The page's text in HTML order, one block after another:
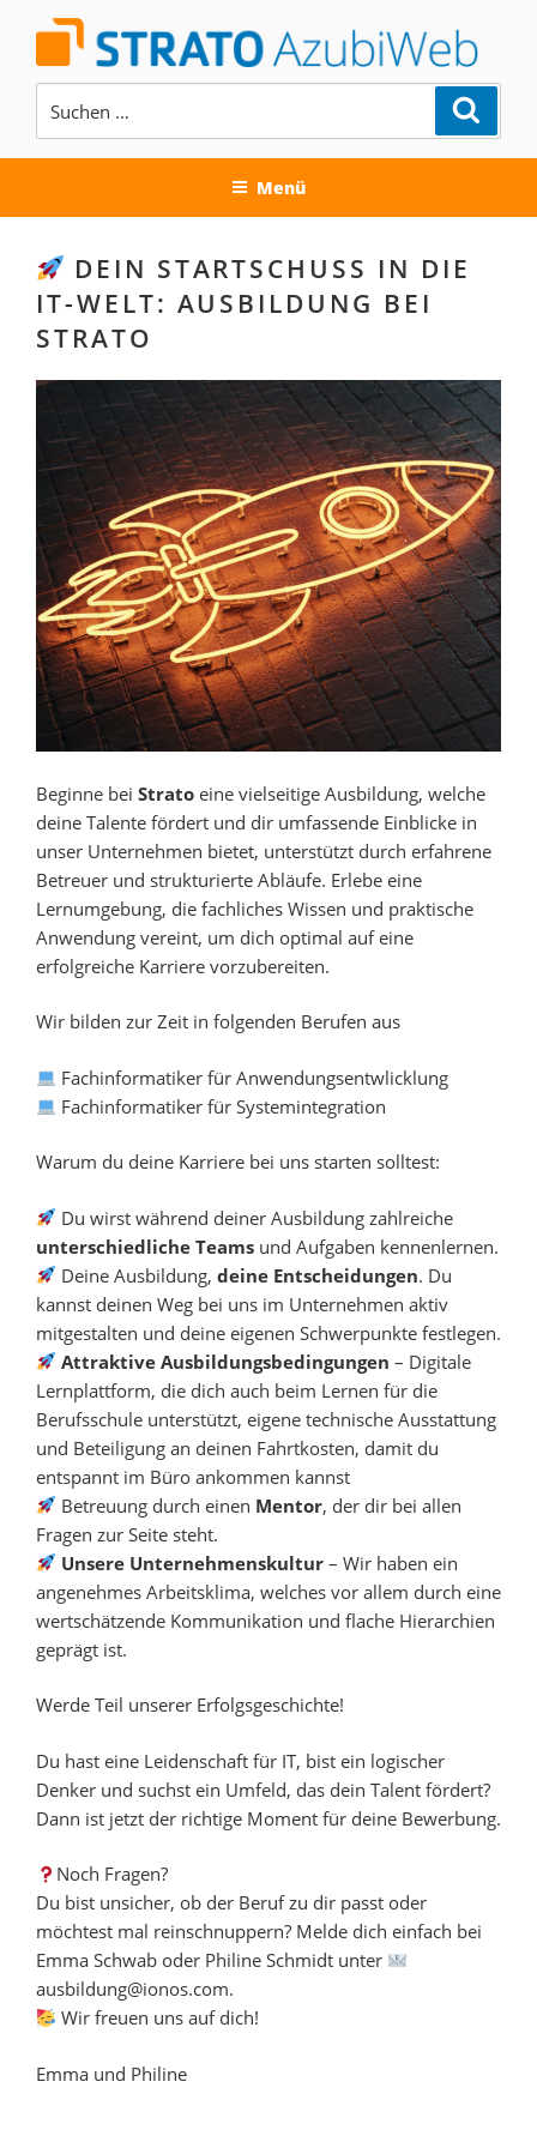
Inhalt
springen
nach:
AUSBILDUNG BEI DER STRATO
Menü
DEIN STARTSCHUSS IN DIE
IT-WELT: AUSBILDUNG BEI
STRATO
Beginne bei Strato eine vielseitige Ausbildung, welche
deine Talente fördert und dir umfassende Einblicke in
unser Unternehmen bietet, unterstützt durch erfahrene
Betreuer und strukturierte Abläufe. Erlebe eine
Lernumgebung, die fachliches Wissen und praktische
Anwendung vereint, um dich optimal auf eine
erfolgreiche Karriere vorzubereiten.
Wir bilden zur Zeit in folgenden Berufen aus
Fachinformatiker für Anwendungsentwlicklung
Fachinformatiker für Systemintegration
Warum du deine Karriere bei uns starten solltest:
Du wirst während deiner Ausbildung zahlreiche
unterschiedliche Teams und Aufgaben kennenlernen.
Deine Ausbildung,deine Entscheidungen. Du
kannst deinen Weg bei uns im Unternehmen aktiv
mitgestalten und deine eigenen Schwerpunkte festlegen.
Attraktive Ausbildungsbedingungen – Digitale
Lernplattform, die dich auch beim Lernen für die
Berufsschule unterstützt, eigene technische Ausstattung
und Beteiligung an deinen Fahrtkosten, damit du
entspannt im Büro ankommen kannst
Betreuung durch einen Mentor, der dir bei allen
Fragen zur Seite steht.
Unsere Unternehmenskultur – Wir haben ein
angenehmes Arbeitsklima, welches vor allem durch eine
wertschätzende Kommunikation und flache Hierarchien
geprägt ist.
Werde Teil unserer Erfolgsgeschichte!
Du hast eine Leidenschaft für IT, bist ein logischer
Denker und suchst ein Umfeld, das dein Talent fördert?
Dann ist jetzt der richtige Moment für deine Bewerbung.
Noch Fragen?
Du bist unsicher, ob der Beruf zu dir passt oder
möchtest mal reinschnuppern? Melde dich einfach bei
Emma Schwab oder Philine Schmidt unter
ausbildung@ionos.com.
Wir freuen uns auf dich!
Emma und Philine